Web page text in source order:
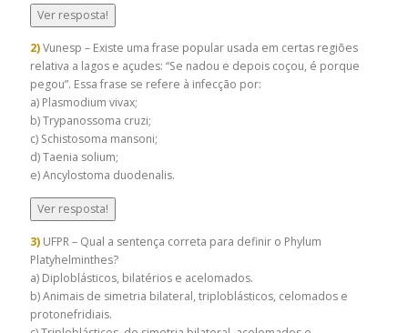
Ver resposta!
2)Vunesp – Existe uma frase popular usada em certas regiões
relativa a lagos e açudes: “Se nadou e depois coçou, é porque
pegou”. Essa frase se refere à infecção por:
a) Plasmodium vivax;
b) Trypanossoma cruzi;
c) Schistosoma mansoni;
d) Taenia solium;
e) Ancylostoma duodenalis.
Ver resposta!
3) UFPR – Qual a sentença correta para definir o Phylum
Platyhelminthes?
a) Diploblásticos, bilatérios e acelomados.
b) Animais de simetria bilateral, triploblásticos, celomados e
protonefridiais.